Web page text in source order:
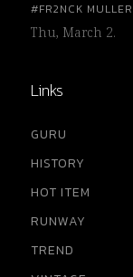
#FR2NCK
Thu, March 2.
Links
GURU
HISTORY
HOT ITEM
RUNWAY
TREND